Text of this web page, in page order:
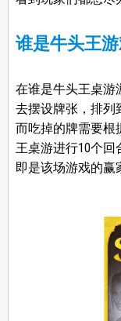
谁是牛头王
在谁是牛头王桌游
去摆设牌张，排列
而吃掉的牌需要根
王桌游进行10个
即是该场游戏的赢